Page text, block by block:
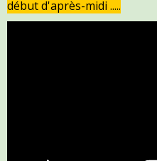
début d'après-midi .....